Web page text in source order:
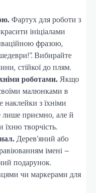
Фартух для роботи з
ініціалами
фразою,
Вибирайте
стійкої до плям.
роботами.Якщо
малюнками в
наклейки з їхніми
лише приємно, але й
творчість.
Дерев’яний або
імені –
подарунок.
чи маркерами для